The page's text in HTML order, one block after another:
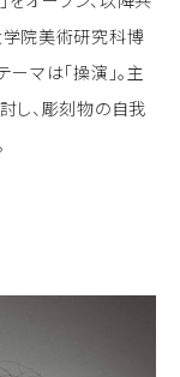
院美術研究科博
マは「操演」。主
し、彫刻物の自我